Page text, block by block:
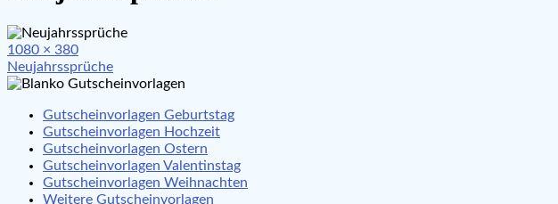
Full
size
1080 × 380
Beitragsnavigation
Neujahrssprüche
Gutscheinvorlagen Geburtstag
Gutscheinvorlagen Hochzeit
Gutscheinvorlagen Ostern
Gutscheinvorlagen Valentinstag
Gutscheinvorlagen Weihnachten
Weitere Gutscheinvorlagen